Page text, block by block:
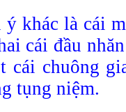
ý khác là cái
cái đầu
cái chuông
tụng niệm.